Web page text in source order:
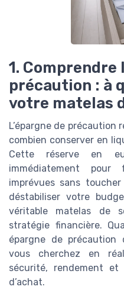
1. Comprendre
précaution : à
votre matelas
L’épargne de précaution
combien conserver en
Cette réserve en
immédiatement
imprévues sans
déstabiliser votre
véritable matelas de
stratégie financière.
épargne de précaution
vous cherchez en
sécurité, rendement
d’achat.